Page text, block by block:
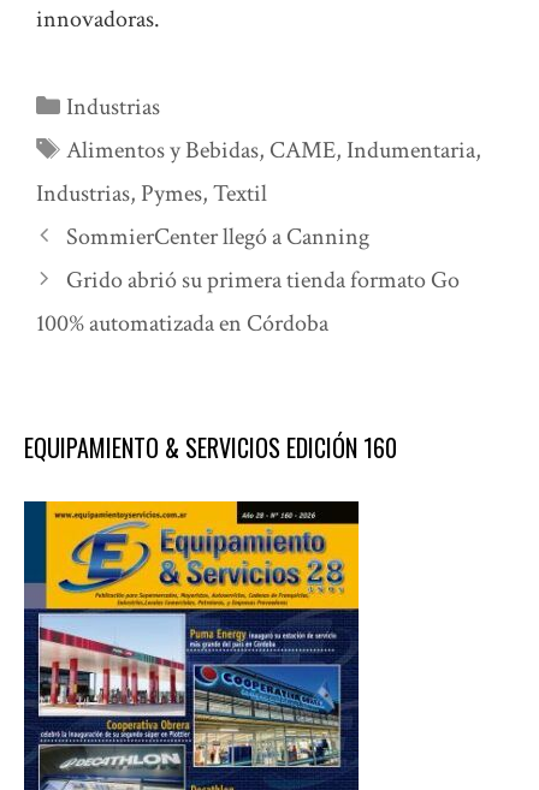
innovadoras.
Categorías
Industrias
Etiquetas
Alimentos y Bebidas, CAME, Indumentaria,
Industrias, Pymes,Textil
SommierCenter llegó a Canning
Grido abrió su primera tienda formato Go
100% automatizada en Córdoba
EQUIPAMIENTO & SERVICIOS EDICIÓN 160